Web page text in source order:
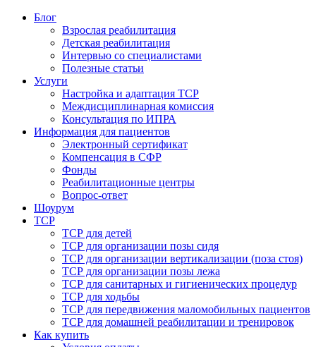
Блог
Взрослая реабилитация
Детская реабилитация
Интервью со специалистами
Полезные статьи
Услуги
Настройка и адаптация ТСР
Междисциплинарная комиссия
Консультация по ИПРА
Информация для пациентов
Электронный сертификат
Компенсация в СФР
Фонды
Реабилитационные центры
Вопрос-ответ
Шоурум
ТСР
ТСР для детей
ТСР для организации позы сидя
ТСР для организации вертикализации (поза стоя)
ТСР для организации позы лежа
ТСР для санитарных и гигиенических процедур
ТСР для ходьбы
ТСР для передвижения маломобильных пациентов
ТСР для домашней реабилитации и тренировок
Как купить